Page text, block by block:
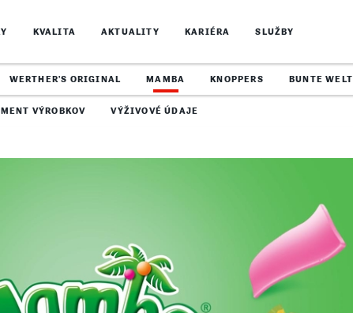
WERTHER'S ORIGINAL MAMBA
VÝROBKOV VÝŽIVOVÉ ÚDAJE
KNOPPERS BUNTE WELT
KVALITA AKTUALITY KARIÉRA SLUŽBY